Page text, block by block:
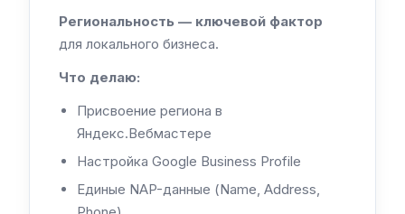
Региональность — ключевой фактор
для локального бизнеса.
Что делаю:
Присвоение региона в
Яндекс.Вебмастере
Настройка Google Business Profile
Единые NAP-данные (Name, Address,